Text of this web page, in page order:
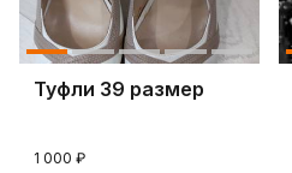
Туфли 39 размер
1 000 ₽